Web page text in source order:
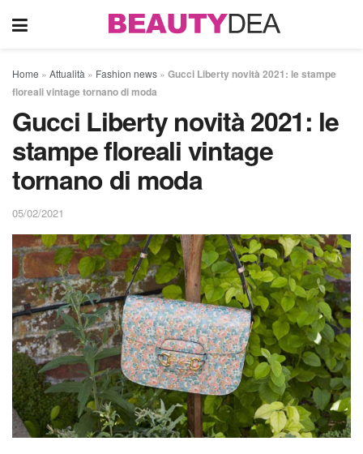
Home » Attualità » Fashion news » Gucci Liberty novità 2021: le stampe
floreali vintage tornano di moda
Gucci Liberty novità 2021: le
stampe floreali vintage
tornano di moda
05/02/2021